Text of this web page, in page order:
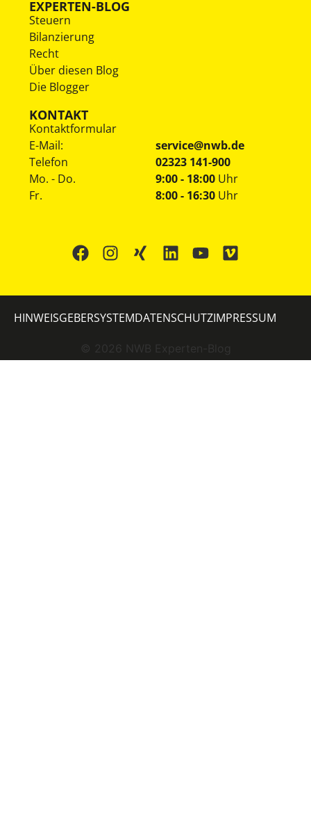
EXPERTEN-BLOG
Steuern
Bilanzierung
Recht
Über diesen Blog
Die Blogger
KONTAKT
Kontaktformular
E-Mail:
service@nwb.de
Telefon
02323 141-900
Mo. - Do.
Fr.
9:00 - 18:00 Uhr
8:00 - 16:30 Uhr
© 2026 NWB Experten-Blog
HINWEISGEBERSYSTEMDATENSCHUTZIMPRESSUM